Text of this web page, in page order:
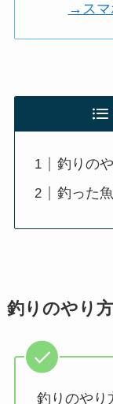
→スマ
釣りの
釣った
釣りのやり方
釣りのやり